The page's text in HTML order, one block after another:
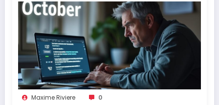
Maxime Riviere 0